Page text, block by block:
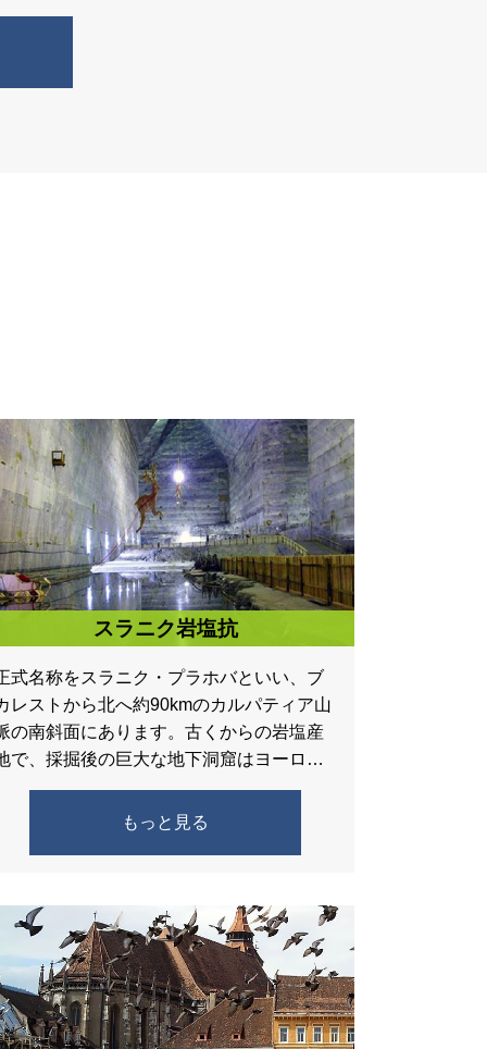
スラニク岩塩抗
式名称をスラニク・プラホバといい、ブ
レストから北へ約90kmのカルパティア山
の南斜面にあります。古くからの岩塩産
で、採掘後の巨大な地下洞窟はヨーロッ
でも最大規模で、見学が可能です。ま
、医療的なスパ治療施設とし […]
もっと見る